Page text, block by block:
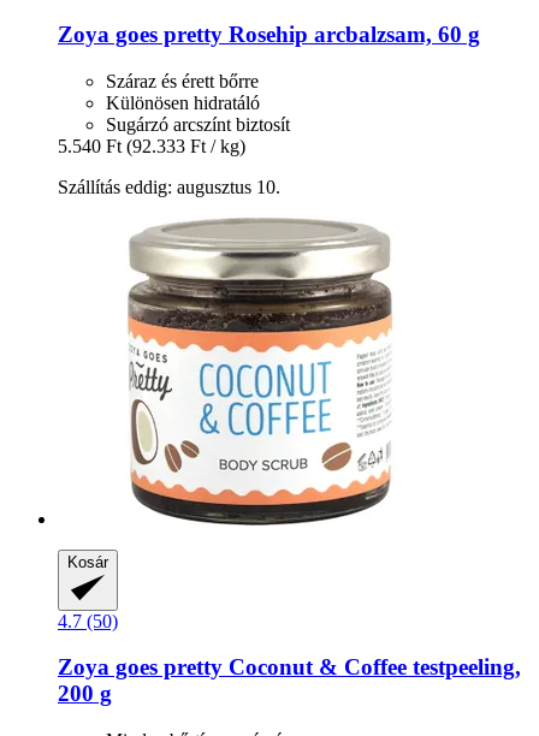
Zoya goes pretty Rosehip arcbalzsam, 60 g
Száraz és érett bőrre
Különösen hidratáló
Sugárzó arcszínt biztosít
5.540 Ft (92.333 Ft / kg)
Szállítás eddig: augusztus 10.
Kosár
4.7 (50)
Zoya goes pretty Coconut & Coffee testpeeling,
200 g